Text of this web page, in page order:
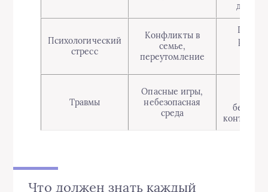
Психологический
стресс
Конфликты в
семье,
переутомление
режим
Травмы
Опасные игры,
небезопасная
среда
контроль
Что должен знать каждый